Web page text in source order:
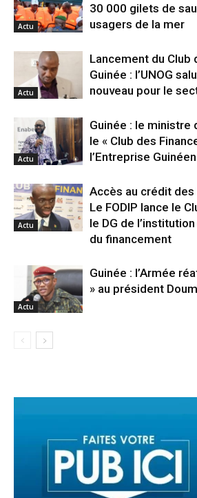
Actu
30 000 gilets de
usagers de la mer
Actu
Lancement du Club
Guinée : l’UNOG
nouveau pour le
Actu
Guinée : le ministre
le « Club des
l’Entreprise
Actu
Accès au crédit des
Le FODIP lance le
le DG de
du financement
Actu
Guinée : l’Armée
» au président